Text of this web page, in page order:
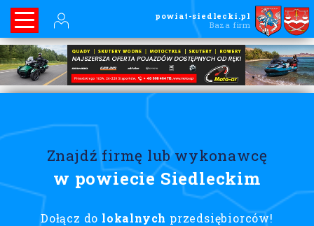
powiat-siedlecki.pl
Baza firm
Znajdź firmę lub wykonawcę
w powiecie Siedleckim
Dołącz do lokalnych przedsiębiorców!